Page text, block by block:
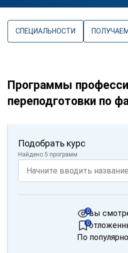
СПЕЦИАЛЬНОСТИ
Программы
переподготовки по
Подобрать курс
Найдено 5 программ
вы
0
0
По